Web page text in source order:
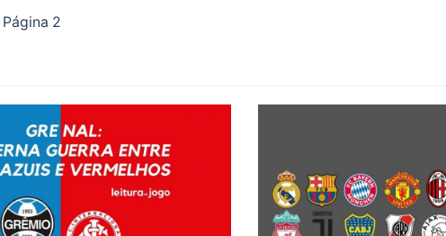
Página 2